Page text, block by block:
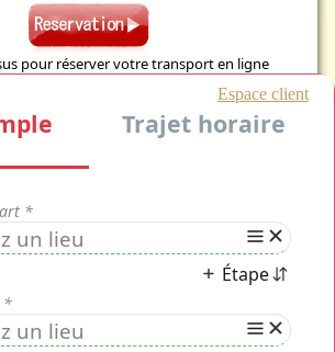
pour réserver votre transport en ligne
Bourget, le transport disponible pour tous
à votre descente d'avion à Paris et dans
A proximité de Saint Denis, l'Aéroport le
à la fois au trafic national, international et
ainsi qu'aux avions privés et aux vol
de même certaines restrictions de sureté).
VTC Aéroport le Bourget vous assure une
de transport et vous pouvez même vous
vous même que le tarif de transport